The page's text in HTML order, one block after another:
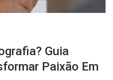
Guia
Paixão Em